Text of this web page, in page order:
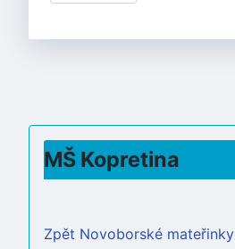
MŠ Kopretina
Zpět Novoborské mateřinky